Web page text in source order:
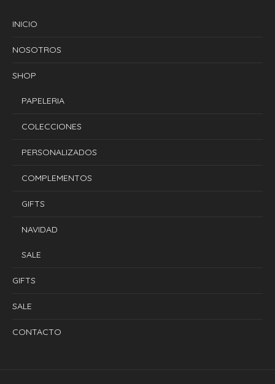
INICIO
NOSOTROS
SHOP
PAPELERIA
COLECCIONES
PERSONALIZADOS
COMPLEMENTOS
GIFTS
NAVIDAD
SALE
GIFTS
SALE
CONTACTO